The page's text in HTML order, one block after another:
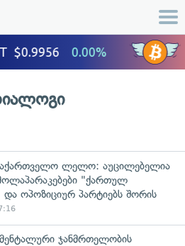
ლელო: აუცილებელია
"ქართულ
და ოპოზიციურ პარტიებს შორის
ჯანმრთელობის